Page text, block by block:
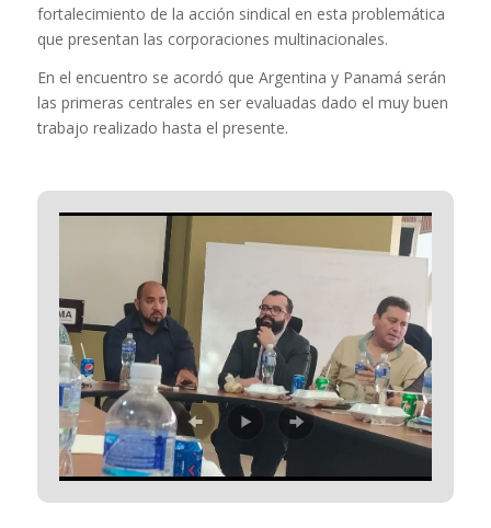
fortalecimiento de la acción sindical en esta problemática
que presentan las corporaciones multinacionales.
En el encuentro se acordó que Argentina y Panamá serán
las primeras centrales en ser evaluadas dado el muy buen
trabajo realizado hasta el presente.